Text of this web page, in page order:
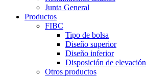
Junta General
Productos
FIBC
Tipo de bolsa
Diseño superior
Diseño inferior
Disposición de elevación
Otros productos